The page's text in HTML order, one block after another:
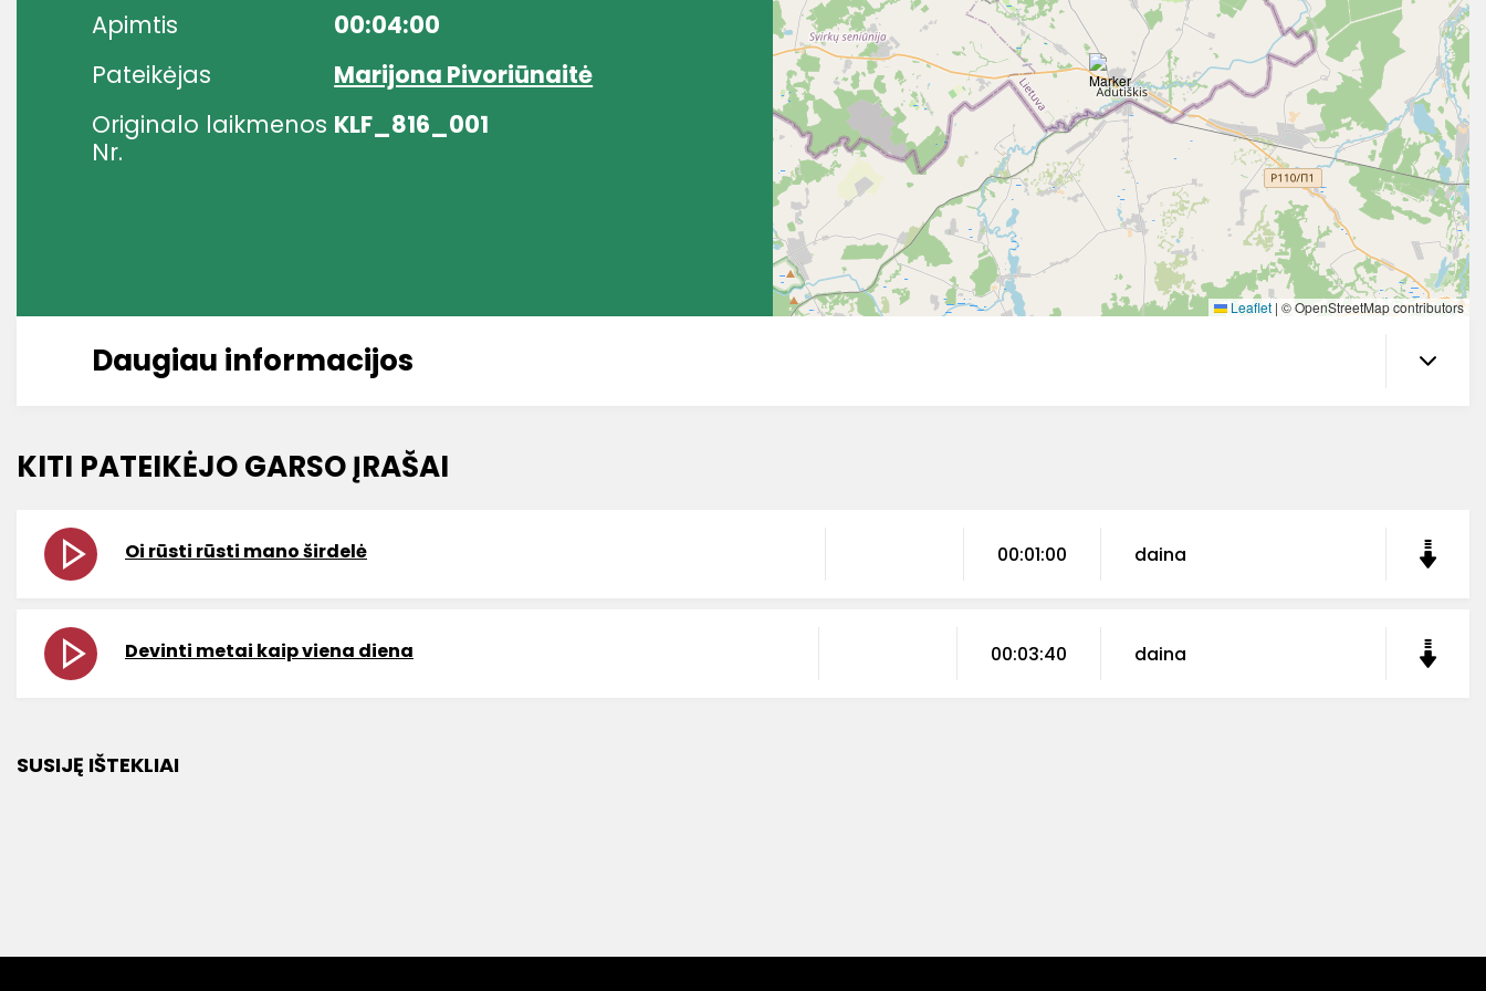
Apimtis
00:04:00
Pateikėjas
Marijona Pivoriūnaitė
Originalo laikmenos
Nr.
KLF_816_001
Leaflet | © OpenStreetMap contributors
Daugiau informacijos
KITI PATEIKĖJO GARSO ĮRAŠAI
Oi rūsti rūsti mano širdelė 00:01:00 daina
Devinti metai kaip viena diena 00:03:40 daina
SUSIJĘ IŠTEKLIAI